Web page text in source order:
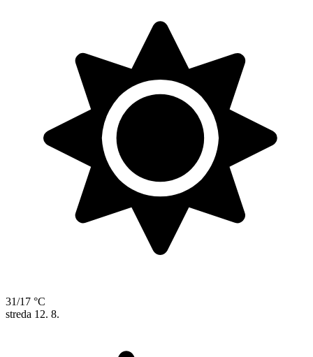
31/17 °C
streda 12. 8.